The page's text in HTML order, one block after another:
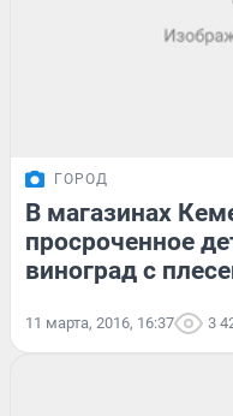
ГОРОД
В магазинах
просроченное
виноград с
11 марта, 2016, 16:37 3